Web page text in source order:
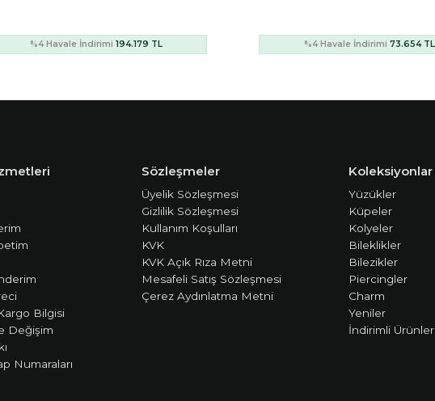
%4 Havale İndirimi73.654 TL %4 Havale İndirimi40.175 TL
Bilgisi
Değişim
Numaraları
Sözleşmeler
Üyelik Sözleşmesi
Gizlilik Sözleşmesi
Kullanım Koşulları
KVK
KVK Açık Rıza Metni
Mesafeli Satış Sözleşmesi
Çerez Aydınlatma Metni
Koleksiyonlar
Yüzükler
Küpeler
Kolyeler
Bileklikler
Bilezikler
Piercingler
Charm
Yeniler
İndirimli Ürünler